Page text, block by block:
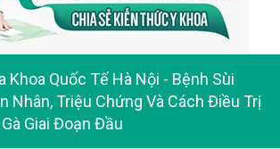
Khoa Quốc Tế Hà Nội - Bệnh Sùi
Nhân, Triệu Chứng Và Cách Điều Trị
Giai Đoạn Đầu